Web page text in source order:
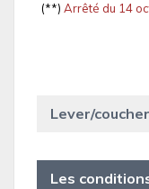
(**) Arrêté du 14
Lever/
Les